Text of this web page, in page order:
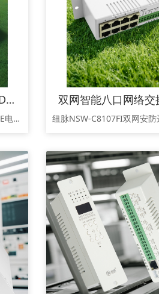
智能监控箱POE电源模块,DC48V60W开关电源,网线供电电源、POE交换机电源、大功率POE电源
智能监控箱专用多路交直流输出POE电源模块规格书摘要NSP-C4860AD是一款专为智能监控箱、网络接入点及物联网边缘设备设计的模块化集成电源。本产品创新性地将POE供电、AC/DC配电管理集于一体，提供4路隔离DC48V/60W总功率的POE输出和3路AC220V备用输出。其采用翻转式接线端子与免螺丝安装设计，极大简化了现场安装与维护流程，并具备全面的短路、过载保护及PC阻